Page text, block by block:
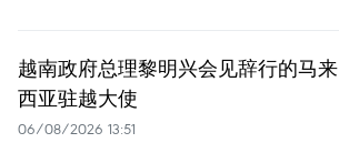
越南政府总理黎明兴会见辞行的马来
西亚驻越大使
06/08/2026 13:51